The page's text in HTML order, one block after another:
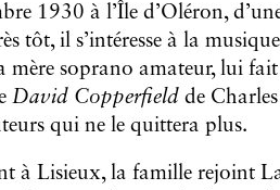
1930 à l’Île d’Oléron,
tôt, il s’intéresse à la
mère soprano amateur, lui
David Copperfield de
qui ne le quittera plus.
à Lisieux, la famille rejoint